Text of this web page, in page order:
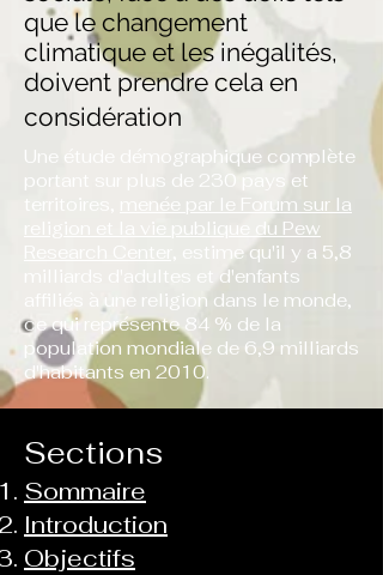
que le changement
climatique et les inégalités,
doivent prendre cela en
considération
Une étude démographique complète
portant sur plus de 230 pays et
territoires,
menée par le Forum sur la
religion et la vie publique du Pew
Research Center, estime qu'il y a 5,8
milliards d'adultes et d'enfants
affiliés à une religion dans le monde,
ce qui représente 84 % de la
population mondiale de 6,9 milliards
d'habitants en 2010.
Sections
Sommaire
Introduction
Objectifs